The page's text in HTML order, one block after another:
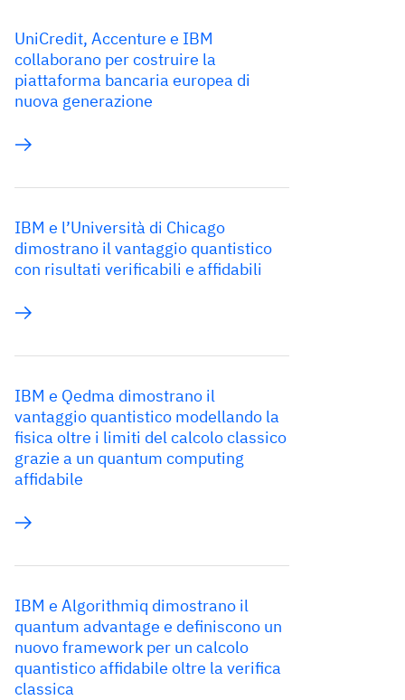
UniCredit, Accenture e IBM
collaborano per costruire la
piattaforma bancaria europea di
nuova generazione
IBM e l’Università di Chicago
dimostrano il vantaggio quantistico
con risultati verificabili e affidabili
IBM e Qedma dimostrano il
vantaggio quantistico modellando la
fisica oltre i limiti del calcolo classico
grazie a un quantum computing
affidabile
IBM e Algorithmiq dimostrano il
quantum advantage e definiscono un
nuovo framework per un calcolo
quantistico affidabile oltre la verifica
classica